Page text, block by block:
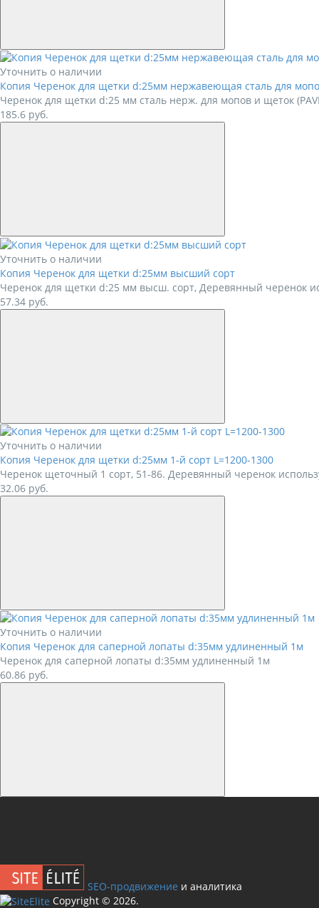
Уточнить о наличии
Копия Черенок для щетки d:25мм нержавеющая сталь для
Черенок для щетки d:25 мм сталь нерж. для мопов и щеток
185.6 руб.
Уточнить о наличии
Копия Черенок для щетки d:25мм высший сорт
Черенок для щетки d:25 мм высш. сорт, Деревянный черенок
57.34 руб.
Уточнить о наличии
Копия Черенок для щетки d:25мм 1-й сорт L=1200-1300
Черенок щеточный 1 сорт, 51-86. Деревянный черенок
32.06 руб.
Уточнить о наличии
Копия Черенок для саперной лопаты d:35мм удлиненный 1м
Черенок для саперной лопаты d:35мм удлиненный 1м
60.86 руб.
SEO-продвижение и аналитика
Сopyright © 2026.